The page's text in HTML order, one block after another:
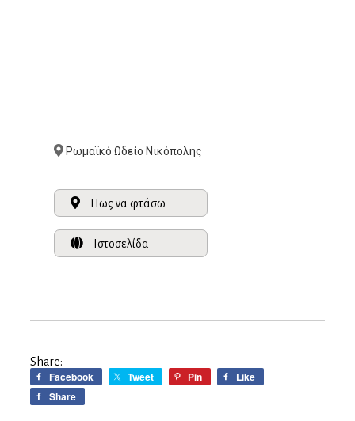
Ρωμαϊκό Ωδείο Νικόπολης
Πως να φτάσω
Ιστοσελίδα
Share:
Facebook Tweet Pin
Like
Share